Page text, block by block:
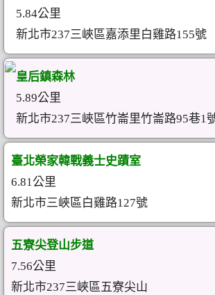
5.84公里
新北市237三峽區嘉添里白雞路155號
皇后鎮森林
5.89公里
新北市237三峽區竹崙里竹崙路95巷1
臺北榮家韓戰義士史蹟室
6.81公里
新北市三峽區白雞路127號
五寮尖登山步道
7.56公里
新北市237三峽區五寮尖山